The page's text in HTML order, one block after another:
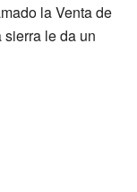
la Venta de
le da un